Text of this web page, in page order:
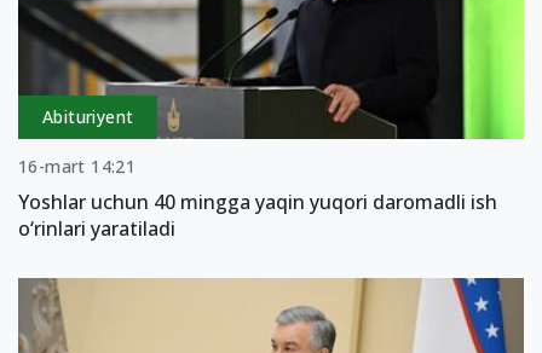
Abituriyent
16-mart 14:21
Yoshlar uchun 40 mingga yaqin yuqori daromadli ish
o‘rinlari yaratiladi